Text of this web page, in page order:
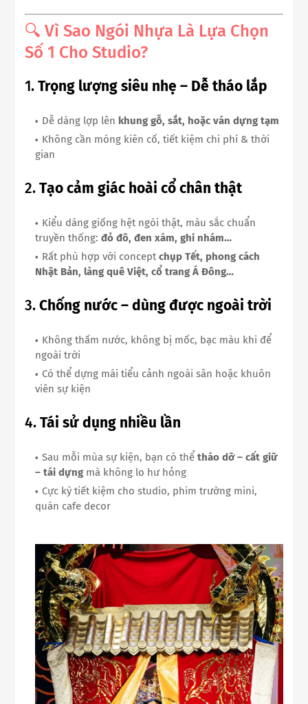
🔍 Vì Sao Ngói Nhựa Là Lựa Chọn
Số 1 Cho Studio?
1.Trọng lượng siêu nhẹ – Dễ tháo lắp
Dễ dàng lợp lên khung gỗ, sắt, hoặc ván dựng tạm
Không cần móng kiên cố, tiết kiệm chi phí & thời
gian
2.Tạo cảm giác hoài cổ chân thật
Kiểu dáng giống hệt ngói thật, màu sắc chuẩn
truyền thống: đỏ đô, đen xám, ghi nhám…
Rất phù hợp với conceptchụp Tết, phong cách
Nhật Bản, làng quê Việt, cổ trang Á Đông…
3.Chống nước – dùng được ngoài trời
Không thấm nước, không bị mốc, bạc màu khi để
ngoài trời
Có thể dựng mái tiểu cảnh ngoài sân hoặc khuôn
viên sự kiện
4.Tái sử dụng nhiều lần
Sau mỗi mùa sự kiện, bạn có thể tháo dỡ – cất giữ
– tái dựng mà không lo hư hỏng
Cực kỳ tiết kiệm cho studio, phim trường mini,
quán cafe decor